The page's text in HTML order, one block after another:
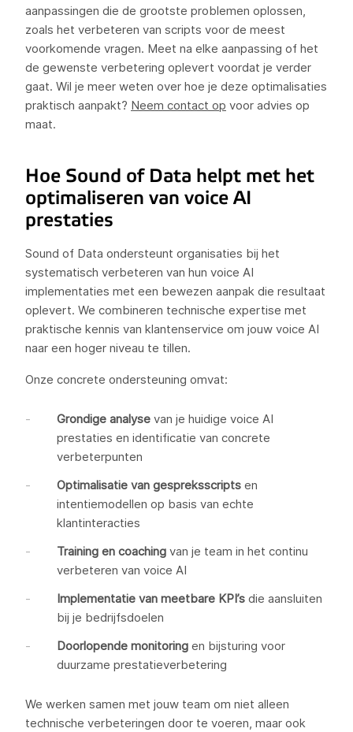
aanpassingen die de grootste problemen oplossen,
zoals het verbeteren van scripts voor de meest
voorkomende vragen. Meet na elke aanpassing of het
de gewenste verbetering oplevert voordat je verder
gaat. Wil je meer weten over hoe je deze optimalisaties
praktisch aanpakt? Neem contact op voor advies op
maat.
Hoe Sound of Data helpt met het
optimaliseren van voice AI
prestaties
Sound of Data ondersteunt organisaties bij het
systematisch verbeteren van hun voice AI
implementaties met een bewezen aanpak die resultaat
oplevert. We combineren technische expertise met
praktische kennis van klantenservice om jouw voice AI
naar een hoger niveau te tillen.
Onze concrete ondersteuning omvat:
Grondige analyse van je huidige voice AI
prestaties en identificatie van concrete
verbeterpunten
Optimalisatie van gespreksscripts en
intentiemodellen op basis van echte
klantinteracties
Training en coaching van je team in het continu
verbeteren van voice AI
Implementatie van meetbare KPI’s die aansluiten
bij je bedrijfsdoelen
Doorlopende monitoring en bijsturing voor
duurzame prestatieverbetering
We werken samen met jouw team om niet alleen
technische verbeteringen door te voeren, maar ook